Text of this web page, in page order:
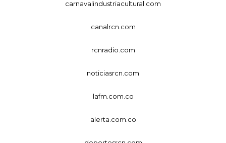
carnavalindustriacultural.com
canalrcn.com
rcnradio.com
noticiasrcn.com
lafm.com.co
alerta.com.co